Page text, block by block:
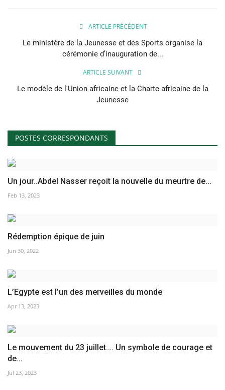
Nos Partenaires
Language
ARTICLE PRÉCÉDENT
Le ministère de la Jeunesse et des Sports organise la
cérémonie d’inauguration de...
ARTICLE SUIVANT
Le modèle de l'Union africaine et la Charte africaine de la
Jeunesse
POSTES CORRESPONDANTS
Un jour..Abdel Nasser reçoit la nouvelle du meurtre de...
Feb 13, 2023
Rédemption épique de juin
Jun 30, 2022
L’Egypte est l’un des merveilles du monde
Apr 13, 2023
Le mouvement du 23 juillet…. Un symbole de courage et
de...
Jul 23, 2023